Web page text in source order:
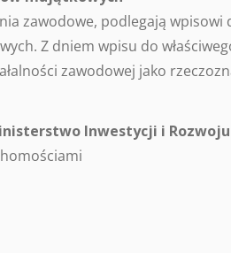
zawodowe, podlegają wpisowi
Z dniem wpisu do
zawodowej jako
Inwestycji i Rozwoju